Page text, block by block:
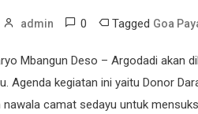
admin 0 Tagged Goa
Mbangun Deso – Argodadi akan
Agenda kegiatan ini yaitu Donor
camat sedayu untuk